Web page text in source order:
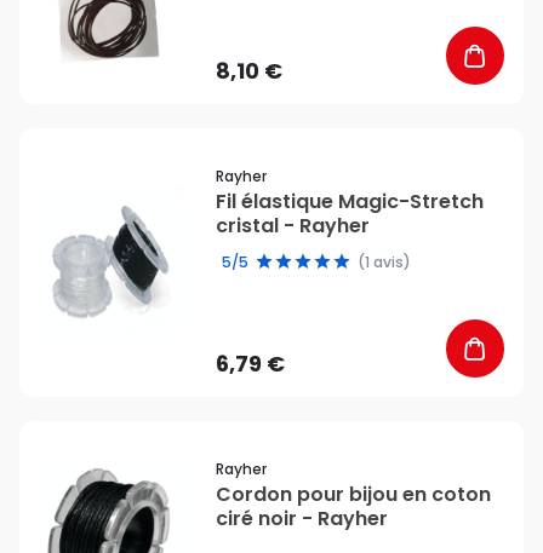
8,10 €
Rayher
Fil élastique Magic-Stretch
cristal - Rayher
5/5 (1 avis)
6,79 €
Rayher
Cordon pour bijou en coton
ciré noir - Rayher